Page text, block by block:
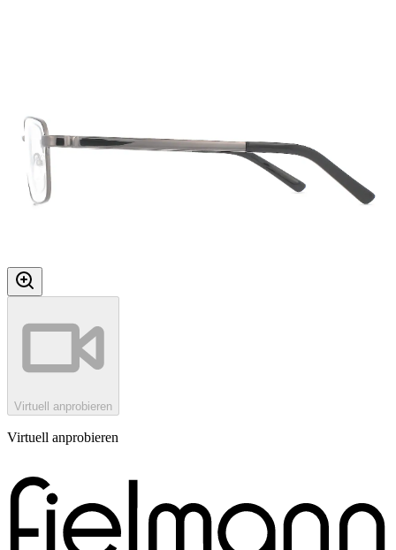
Virtuell anprobieren
Virtuell anprobieren